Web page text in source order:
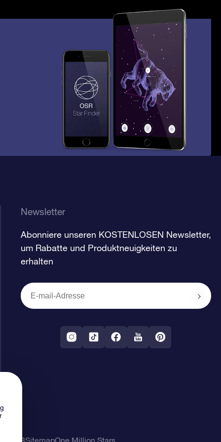
Newsletter
Abonniere unseren KOSTENLOSEN Newsletter,
um Rabatte und Produktneuigkeiten zu
erhalten
AGBSitemapOne Million Stars